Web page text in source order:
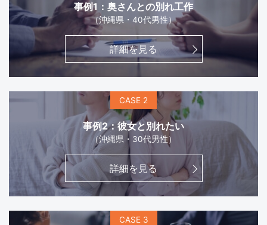
事例1：奥さんとの別れ工作
（沖縄県・40代男性）
詳細を見る
CASE 2
事例2：彼女と別れたい
（沖縄県・30代男性）
詳細を見る
CASE 3